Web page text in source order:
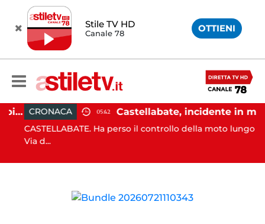
Stile TV HD
Canale 78 OTTIENI
Ischia, pusher sorpreso in spiaggia da carabinieri in Vespa CRONACA 05:42 Castellabate, incidente in moto: 27enne in ospedale
CASTELLABATE. Ha perso il controllo della moto lungo la
Via d...